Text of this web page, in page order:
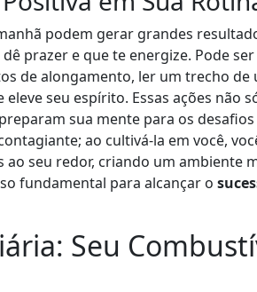
podem gerar grandes
prazer e que te energize. Pode
de alongamento, ler um trecho
seu espírito. Essas ações não
sua mente para os
ao cultivá-la em você,
ao seu redor, criando um ambiente
fundamental para alcançar o
Seu